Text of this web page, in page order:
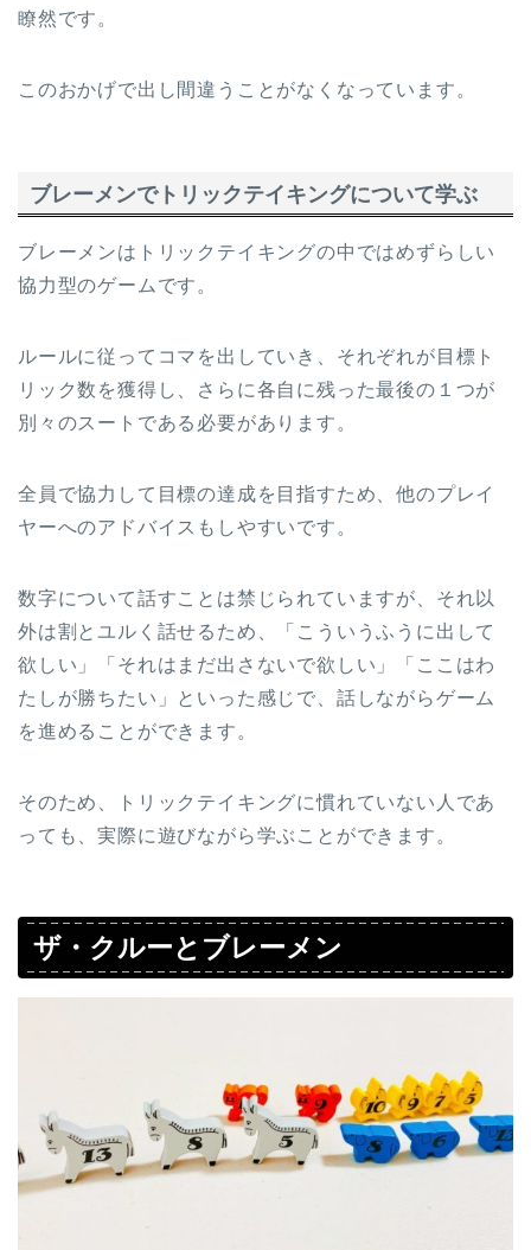
瞭然です。
このおかげで出し間違うことがなくなっています。
ブレーメンでトリックテイキングについて学ぶ
ブレーメンはトリックテイキングの中ではめずらしい
協力型のゲームです。
ルールに従ってコマを出していき、それぞれが目標ト
リック数を獲得し、さらに各自に残った最後の１つが
別々のスートである必要があります。
全員で協力して目標の達成を目指すため、他のプレイ
ヤーへのアドバイスもしやすいです。
数字について話すことは禁じられていますが、それ以
外は割とユルく話せるため、「こういうふうに出して
欲しい」「それはまだ出さないで欲しい」「ここはわ
たしが勝ちたい」といった感じで、話しながらゲーム
を進めることができます。
そのため、トリックテイキングに慣れていない人であ
っても、実際に遊びながら学ぶことができます。
ザ・クルーとブレーメン